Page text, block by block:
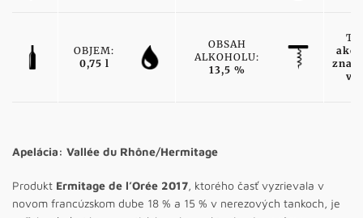
OBJEM:
0,75 l
OBSAH
ALKOHOLU:
13,5 %
Apelácia: Vallée du Rhône/Hermitage
Produkt Ermitage de l’Orée 2017, ktorého časť vyzrievala v
novom francúzskom dube 18 % a 15 % v nerezových tankoch, je